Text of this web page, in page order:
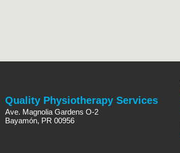
Quality Physiotherapy Services
Ave. Magnolia Gardens O-2
Bayamón, PR 00956